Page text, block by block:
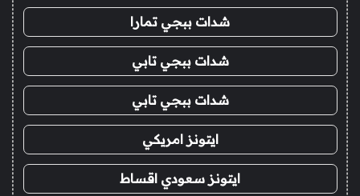
شدات ببجي تمارا
شدات ببجي تابي
شدات ببجي تابي
ايتونز امريكي
ايتونز سعودي اقساط